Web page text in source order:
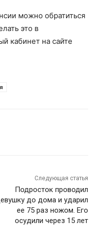
можно обратиться
это в
кабинет на сайте
Следующая статья
Подросток проводил
до дома и ударил
ее 75 раз ножом. Его
осудили через 15 лет